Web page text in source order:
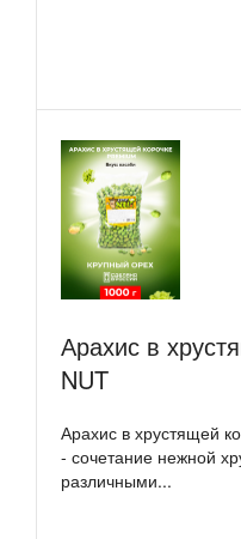
Арахис в
NUT
Арахис в хрустящей
- сочетание нежной
различными...